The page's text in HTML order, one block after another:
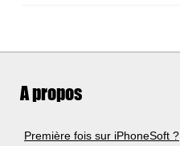
A propos
Première fois sur iPhoneSoft ?